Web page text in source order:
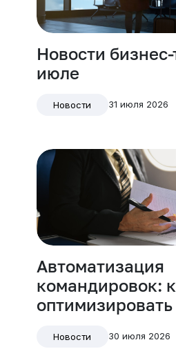
Новости
июле
Новости 31 июля 2026
Автоматизация
командировок:
Новости 30 июля 2026